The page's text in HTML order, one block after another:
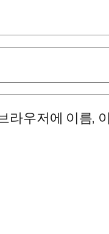
라우저에 이름,